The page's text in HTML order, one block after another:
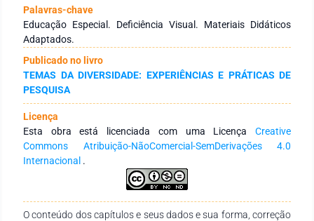
ensino-aprendizagem dentro do ensino regular. Uma primeira
hipótese considera que o uso desse material didático, torna-
se instrumento mediador na apropriação do conhecimento e
desenvolvimento pleno do sujeito público-alvo da educação
especial. Uma segunda hipótese considera que o público-alvo
da pesquisa tem oportunidade não somente de aprender
efetivamente, como também compartilhar suas vivências,
contribuindo significativamente para o desenvolvimento
cultural do grupo em que se inserem, como um todo. Destarte,
se objetiva investigar o uso dos materiais didáticos
adaptados para o processo de ensino-aprendizagem do
aluno cego no contexto escolar, para poder identificar quais
são os materiais didáticos utilizados pelos professores de
do aluno cego; investigar como os materiais didáticos
Palavras-chave
Educação Especial. Deficiência Visual. Materiais Didáticos
Adaptados.
Publicado no livro
TEMAS DA DIVERSIDADE: EXPERIÊNCIAS E PRÁTICAS DE
PESQUISA
Licença
Esta obra está licenciada com uma Licença Creative
Commons Atribuição-NãoComercial-SemDerivações 4.0
Internacional .
O conteúdo dos capítulos e seus dados e sua forma, correção